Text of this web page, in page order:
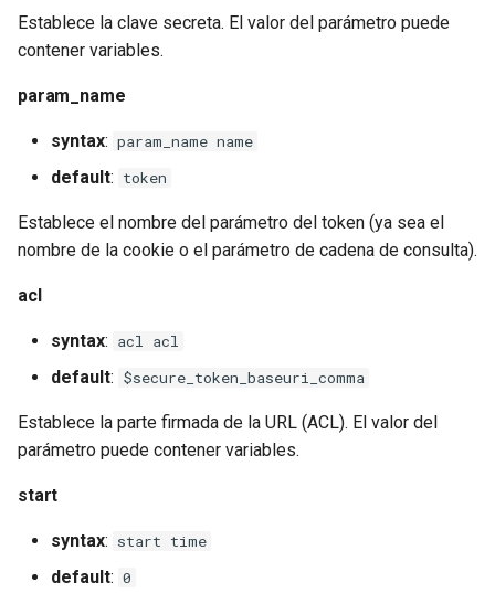
Establece la clave secreta. El valor del parámetro puede
contener variables.
param_name
syntax: param_name name
default: token
Establece el nombre del parámetro del token (ya sea el
nombre de la cookie o el parámetro de cadena de consulta).
acl
syntax: acl acl
default: $secure_token_baseuri_comma
Establece la parte firmada de la URL (ACL). El valor del
parámetro puede contener variables.
start
syntax: start time
default: 0